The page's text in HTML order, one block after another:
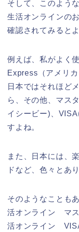
そして、このよう
生活オンラインの
確認されてみると
例えば、私がよく
Express（アメリ
日本ではそれほど
ら、その他、マス
イシービー)、
すよね。
また、日本には、
ドなど、色々とあ
そのようなことも
活オンライン マ
活オンライン